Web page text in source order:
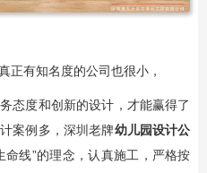
正有知名度的公司也很小，
态度和创新的设计，才能赢得了
案例多，深圳老牌幼儿园设计公
命线”的理念，认真施工，严格按